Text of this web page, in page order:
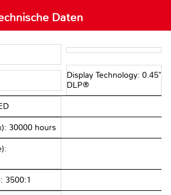
Daten
Display Technology: 0.45"
DLP®
30000 hours
3500:1